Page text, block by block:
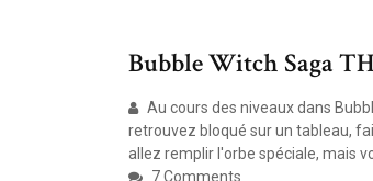
Bubble Witch Saga
Au cours des niveaux dans
retrouvez bloqué sur un tableau,
allez remplir l'orbe spéciale, mais
7 Comments